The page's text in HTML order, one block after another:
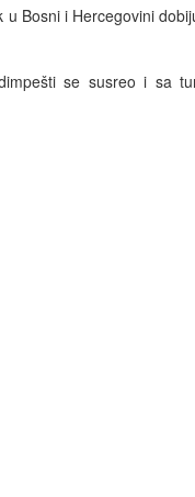
Bosni i Hercegovini
se susreo i sa